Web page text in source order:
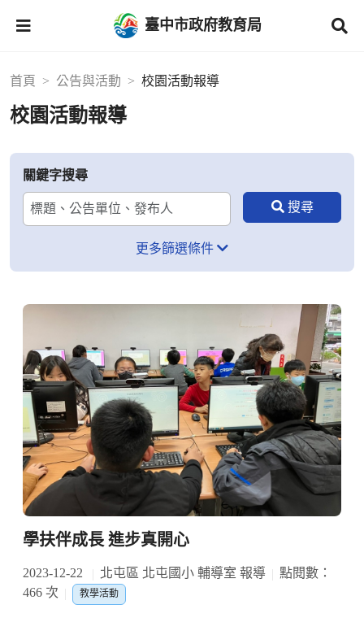
臺中市政府教育局
首頁 公告與活動 校園活動報導
校園活動報導
關鍵字搜尋
更多篩選條件
學扶伴成長 進步真開心
2023-12-22 北屯區 北屯國小 輔導室 報導
點閱數：
466 次
教學活動